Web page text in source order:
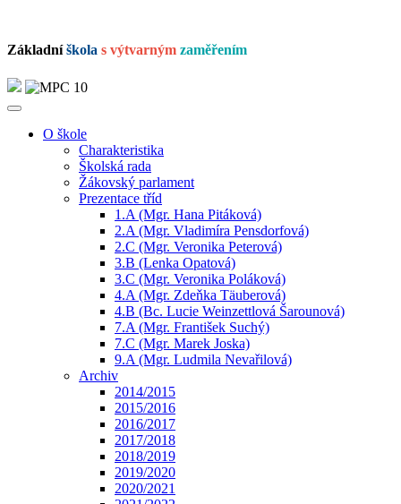
Základníškola s výtvarným zaměřením
O škole
Charakteristika
Školská rada
Žákovský parlament
Prezentace tříd
1.A (Mgr. Hana Pitáková)
2.A (Mgr. Vladimíra Pensdorfová)
2.C (Mgr. Veronika Peterová)
3.B (Lenka Opatová)
3.C (Mgr. Veronika Poláková)
4.A (Mgr. Zdeňka Täuberová)
4.B (Bc. Lucie Weinzettlová Šarounová)
7.A (Mgr. František Suchý)
7.C (Mgr. Marek Joska)
9.A (Mgr. Ludmila Nevařilová)
Archiv
2014/2015
2015/2016
2016/2017
2017/2018
2018/2019
2019/2020
2020/2021